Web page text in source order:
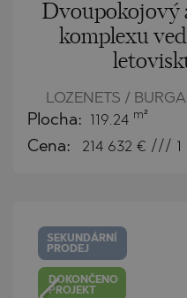
Dvoupokojový
komplexu
LOZENETS /
Plocha: 119.24 m²
Cena: 214 632 € /// 1
SEKUNDÁRNÍ
PRODEJ
DOKONČENO
PROJEKT